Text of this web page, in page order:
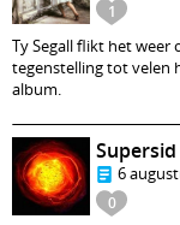
1
Ty Segall flikt het weer
tegenstelling tot velen
album.
0
Supersid
6